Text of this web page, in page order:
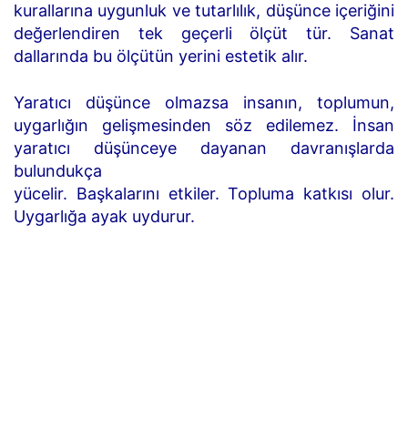
kurallarına uygunluk ve tutarlılık, düşünce içeriğini
değerlendiren tek geçerli ölçüt tür. Sanat
dallarında bu ölçütün yerini estetik alır.
Yaratıcı düşünce olmazsa insanın, toplumun,
uygarlığın gelişmesinden söz edilemez. İnsan
yaratıcı düşünceye dayanan davranışlarda
bulundukça
yücelir. Başkalarını etkiler. Topluma katkısı olur.
Uygarlığa ayak uydurur.